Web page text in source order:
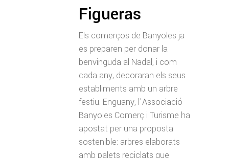
Figueras
Els comerços de Banyoles ja
es preparen per donar la
benvinguda al Nadal, i com
cada any, decoraran els seus
establiments amb un arbre
festiu. Enguany, l’Associació
Banyoles Comerç i Turisme ha
apostat per una proposta
sostenible: arbres elaborats
amb palets reciclats que